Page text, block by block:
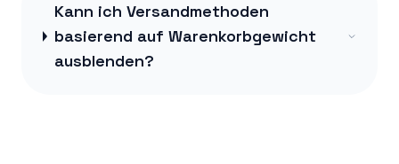
Kann ich Versandmethoden
basierend auf Warenkorbgewicht
ausblenden?